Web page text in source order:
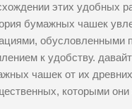
этих удобных
бумажных чашек
обусловленными
к удобству.
чашек от их
которыми они